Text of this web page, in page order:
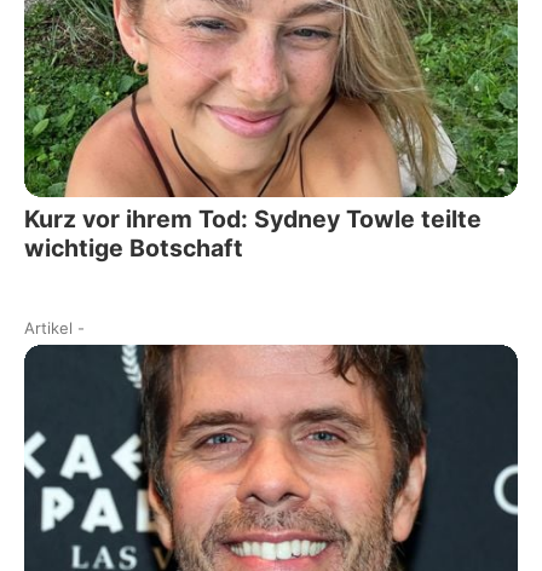
Kurz vor ihrem Tod: Sydney Towle teilte
wichtige Botschaft
Artikel -